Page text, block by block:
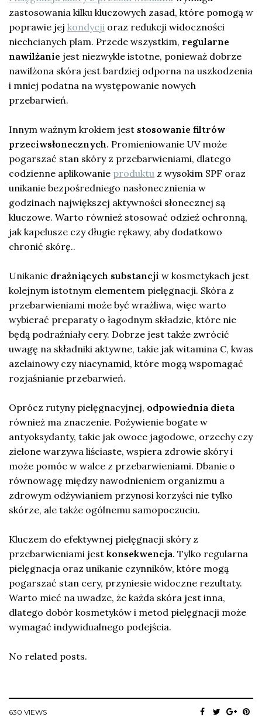
zastosowania kilku kluczowych zasad, które pomogą w
poprawie jej kondycji oraz redukcji widoczności
niechcianych plam. Przede wszystkim, regularne
nawilżanie jest niezwykle istotne, ponieważ dobrze
nawilżona skóra jest bardziej odporna na uszkodzenia
i mniej podatna na występowanie nowych
przebarwień.
Innym ważnym krokiem jest stosowanie filtrów
przeciwsłonecznych. Promieniowanie UV może
pogarszać stan skóry z przebarwieniami, dlatego
codzienne aplikowanie produktu z wysokim SPF oraz
unikanie bezpośredniego nasłonecznienia w
godzinach największej aktywności słonecznej są
kluczowe. Warto również stosować odzież ochronną,
jak kapelusze czy długie rękawy, aby dodatkowo
chronić skórę..
Unikanie drażniących substancji w kosmetykach jest
kolejnym istotnym elementem pielęgnacji. Skóra z
przebarwieniami może być wrażliwa, więc warto
wybierać preparaty o łagodnym składzie, które nie
będą podrażniały cery. Dobrze jest także zwrócić
uwagę na składniki aktywne, takie jak witamina C, kwas
azelainowy czy niacynamid, które mogą wspomagać
rozjaśnianie przebarwień.
Oprócz rutyny pielęgnacyjnej, odpowiednia dieta
również ma znaczenie. Pożywienie bogate w
antyoksydanty, takie jak owoce jagodowe, orzechy czy
zielone warzywa liściaste, wspiera zdrowie skóry i
może pomóc w walce z przebarwieniami. Dbanie o
równowagę między nawodnieniem organizmu a
zdrowym odżywianiem przynosi korzyści nie tylko
skórze, ale także ogólnemu samopoczuciu.
Kluczem do efektywnej pielęgnacji skóry z
przebarwieniami jest konsekwencja. Tylko regularna
pielęgnacja oraz unikanie czynników, które mogą
pogarszać stan cery, przyniesie widoczne rezultaty.
Warto mieć na uwadze, że każda skóra jest inna,
dlatego dobór kosmetyków i metod pielęgnacji może
wymagać indywidualnego podejścia.
No related posts.
630 VIEWS